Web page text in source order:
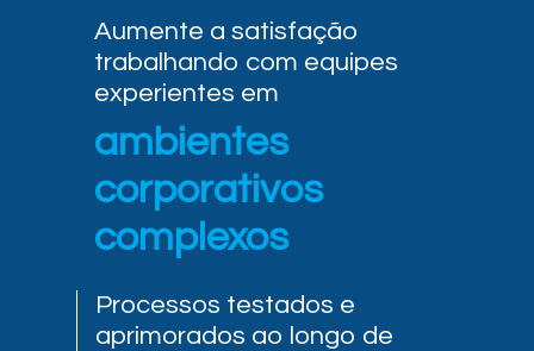
Aumente a satisfação
trabalhando com equipes
experientes em
ambientes
corporativos
complexos
Processos testados e
aprimorados ao longo de